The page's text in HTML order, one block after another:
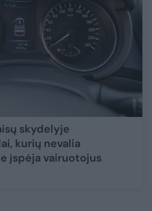
skydelyje
kurių nevalia
įspėja vairuotojus